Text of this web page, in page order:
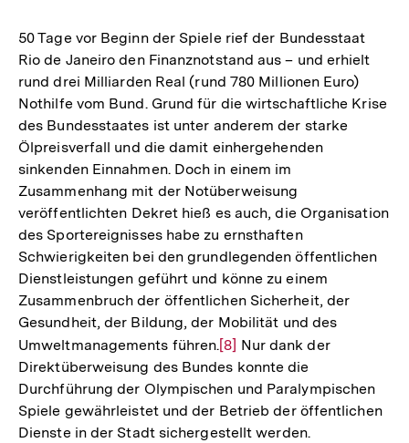
50 Tage vor Beginn der Spiele rief der Bundesstaat
Rio de Janeiro den Finanznotstand aus – und erhielt
rund drei Milliarden Real (rund 780 Millionen Euro)
Nothilfe vom Bund. Grund für die wirtschaftliche Krise
des Bundesstaates ist unter anderem der starke
Ölpreisverfall und die damit einhergehenden
sinkenden Einnahmen. Doch in einem im
Zusammenhang mit der Notüberweisung
veröffentlichten Dekret hieß es auch, die Organisation
des Sportereignisses habe zu ernsthaften
Schwierigkeiten bei den grundlegenden öffentlichen
Dienstleistungen geführt und könne zu einem
Zusammenbruch der öffentlichen Sicherheit, der
Gesundheit, der Bildung, der Mobilität und des
Umweltmanagements führen.Zur
Auflösung
der
Fußnote
[8] Nur dank der
Direktüberweisung des Bundes konnte die
Durchführung der Olympischen und Paralympischen
Spiele gewährleistet und der Betrieb der öffentlichen
Dienste in der Stadt sichergestellt werden.